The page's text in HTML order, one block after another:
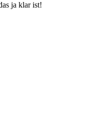
ja klar ist!